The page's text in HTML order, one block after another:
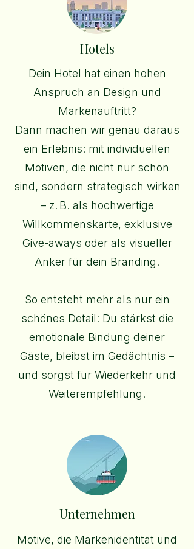
Hotels
Dein Hotel hat einen hohen
Anspruch an Design und
Markenauftritt?
Dann machen wir genau daraus
ein Erlebnis: mit individuellen
Motiven, die nicht nur schön
sind, sondern strategisch wirken
– z. B. als hochwertige
Willkommenskarte, exklusive
Give-aways oder als visueller
Anker für dein Branding.
So entsteht mehr als nur ein
schönes Detail: Du stärkst die
emotionale Bindung deiner
Gäste, bleibst im Gedächtnis –
und sorgst für Wiederkehr und
Weiterempfehlung.
Unternehmen
Motive, die Markenidentität und